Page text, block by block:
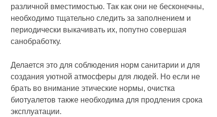
различной вместимостью. Так как они не бесконечны,
необходимо тщательно следить за заполнением и
периодически выкачивать их, попутно совершая
санобработку.
Делается это для соблюдения норм санитарии и для
создания уютной атмосферы для людей. Но если не
брать во внимание этические нормы, очистка
биотуалетов также необходима для продления срока
эксплуатации.